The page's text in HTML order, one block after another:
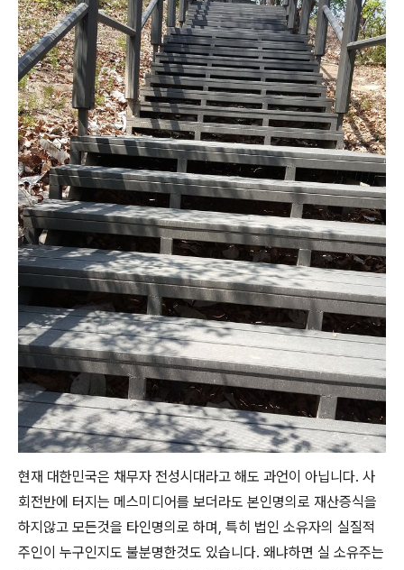
현재 대한민국은 채무자 전성시대라고 해도 과언이 아닙니다. 사
회전반에 터지는 메스미디어를 보더라도 본인명의로 재산증식을
하지않고 모든것을 타인명의로 하며, 특히 법인 소유자의 실질적
주인이 누구인지도 불분명한것도 있습니다. 왜냐하면 실 소유주는